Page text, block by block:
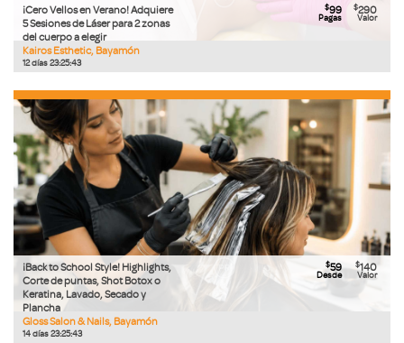
¡Cero Vellos en Verano! Adquiere
5 Sesiones de Láser para 2 zonas
del cuerpo a elegir
Kairos Esthetic, Bayamón
12días23:25:42
$99
Pagas
$290
Valor
¡Back to School Style! Highlights,
Corte de puntas, Shot Botox o
Keratina, Lavado, Secado y
Plancha
Gloss Salon & Nails, Bayamón
14días23:25:42
$59
Desde
$140
Valor